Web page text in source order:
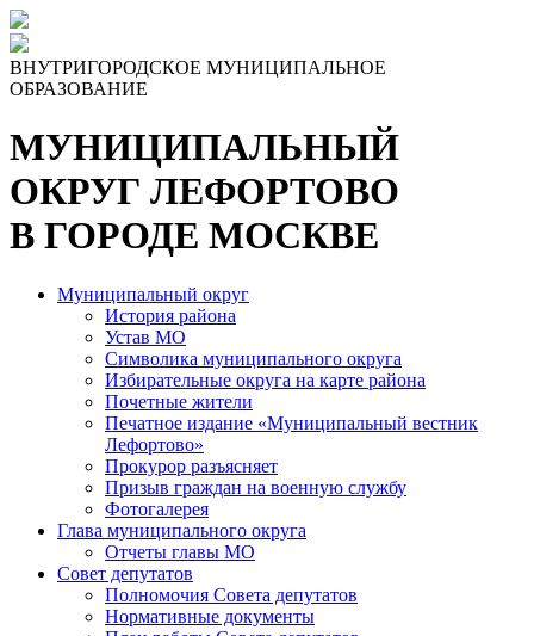
Skip
to
the
content
ВНУТРИГОРОДСКОЕ МУНИЦИПАЛЬНОЕ
ОБРАЗОВАНИЕ
МУНИЦИПАЛЬНЫЙ
ОКРУГ ЛЕФОРТОВО
В ГОРОДЕ МОСКВЕ
Муниципальный округ
История района
Устав МО
Символика муниципального округа
Избирательные округа на карте района
Почетные жители
Печатное издание «Муниципальный вестник
Лефортово»
Прокурор разъясняет
Призыв граждан на военную службу
Фотогалерея
Глава муниципального округа
Отчеты главы МО
Совет депутатов
Полномочия Совета депутатов
Нормативные документы